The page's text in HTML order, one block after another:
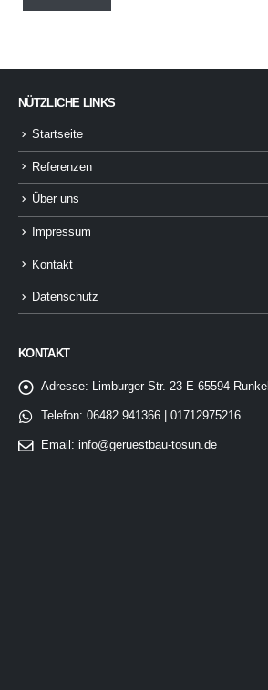
NÜTZLICHE LINKS
Startseite
Referenzen
Über uns
Impressum
Kontakt
Datenschutz
KONTAKT
Adresse: Limburger Str. 23 E 65594 Runkel
Telefon: 06482 941366 | 01712975216
Email: info@geruestbau-tosun.de